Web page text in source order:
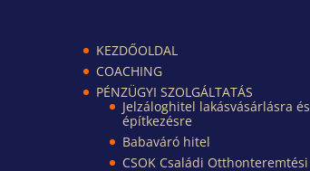
KEZDŐOLDAL
COACHING
PÉNZÜGYI SZOLGÁLTATÁS
Jelzáloghitel lakásvásárlásra és
építkezésre
Babaváró hitel
CSOK Családi Otthonteremtési